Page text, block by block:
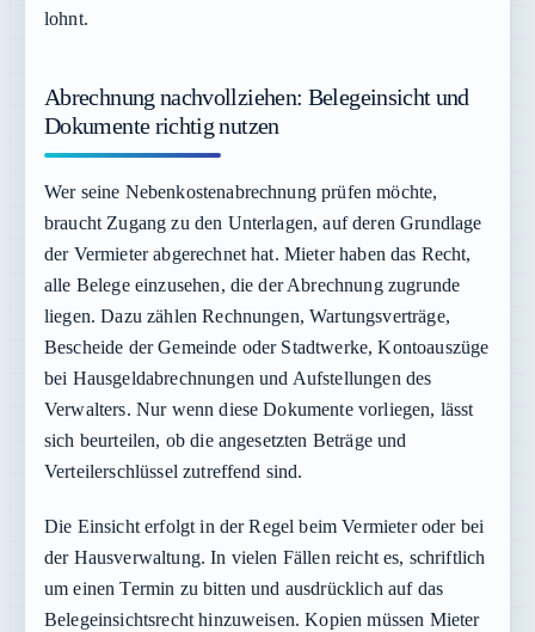
lohnt.
Abrechnung nachvollziehen: Belegeinsicht und
Dokumente richtig nutzen
Wer seine Nebenkostenabrechnung prüfen möchte,
braucht Zugang zu den Unterlagen, auf deren Grundlage
der Vermieter abgerechnet hat. Mieter haben das Recht,
alle Belege einzusehen, die der Abrechnung zugrunde
liegen. Dazu zählen Rechnungen, Wartungsverträge,
Bescheide der Gemeinde oder Stadtwerke, Kontoauszüge
bei Hausgeldabrechnungen und Aufstellungen des
Verwalters. Nur wenn diese Dokumente vorliegen, lässt
sich beurteilen, ob die angesetzten Beträge und
Verteilerschlüssel zutreffend sind.
Die Einsicht erfolgt in der Regel beim Vermieter oder bei
der Hausverwaltung. In vielen Fällen reicht es, schriftlich
um einen Termin zu bitten und ausdrücklich auf das
Belegeinsichtsrecht hinzuweisen. Kopien müssen Mieter